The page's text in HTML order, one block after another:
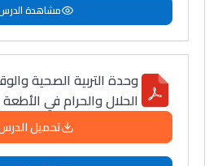
مشاهدة
وحدة التربية الصحية
الحلال والحرام في
تحميل